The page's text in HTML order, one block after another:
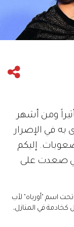
ومن أشهر
به في الإصرار
إليكم
صعدت على
مسيسيبي تحت اسم "أورباه" لأب
بعمر 18 سنة تعمل كخادمة في المنازل،